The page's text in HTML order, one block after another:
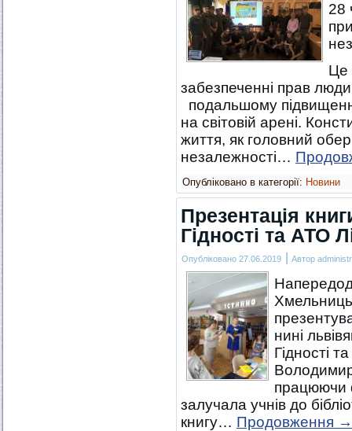
28
Це
забезпеченні прав
подальшому
на світовій арені.
життя, як головний
незалежності…
Опубліковано в категорії: Новини
Презентація
Гідності та АТО
Опубліковано 27.06.2019 | Автор
нині
Гідності
працюючи
залучала учнів до
книгу… Продовження →